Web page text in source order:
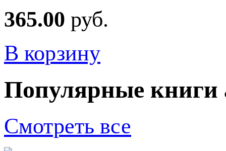
365.00 руб.
В корзину
Популярные книги
Смотреть все